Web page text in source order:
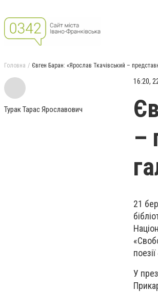
Головна Євген Баран: «Ярослав Ткачівський –
Турак Тарас Ярославович
16:20,
–
21
У